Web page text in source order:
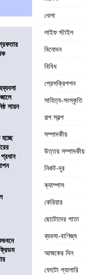
সায়ন
খেলা
লাইফ স্টাইল
বিনোদন
বিবিধ
প্রেসক্রিপশন
সাহিত্য-সংস্কৃতি
গল্প স্বল্প
সম্পাদকীয়
উত্তর সম্পাদকীয়
নিকট-দূর
ক্যাম্পাস
কেরিয়ার
ছোটোদের পাতা
ব্যবসা-বাণিজ্য
আজকের দিন
ফোটো গ্যালারি